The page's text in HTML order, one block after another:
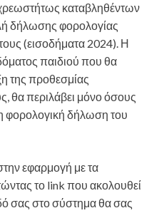
καταβληθέντων
δήλωσης φορολογίας
(εισοδήματα 2024). Η
παιδιού που θα
της προθεσμίας
θα περιλάβει μόνο όσους
φορολογική δήλωση του
εφαρμογή με τα
το link που ακολουθεί
σας στο σύστημα θα σας